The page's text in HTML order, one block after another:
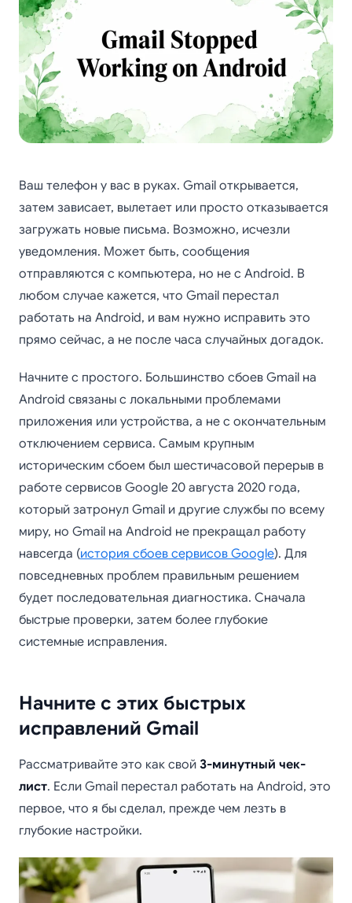
Ваш телефон у вас в руках. Gmail открывается,
затем зависает, вылетает или просто отказывается
загружать новые письма. Возможно, исчезли
уведомления. Может быть, сообщения
отправляются с компьютера, но не с Android. В
любом случае кажется, что Gmail перестал
работать на Android, и вам нужно исправить это
прямо сейчас, а не после часа случайных догадок.
Начните с простого. Большинство сбоев Gmail на
Android связаны с локальными проблемами
приложения или устройства, а не с окончательным
отключением сервиса. Самым крупным
историческим сбоем был шестичасовой перерыв в
работе сервисов Google 20 августа 2020 года,
который затронул Gmail и другие службы по всему
миру, но Gmail на Android не прекращал работу
навсегда (история сбоев сервисов Google). Для
повседневных проблем правильным решением
будет последовательная диагностика. Сначала
быстрые проверки, затем более глубокие
системные исправления.
Начните с этих быстрых
исправлений Gmail
Рассматривайте это как свой 3-минутный чек-
лист. Если Gmail перестал работать на Android, это
первое, что я бы сделал, прежде чем лезть в
глубокие настройки.